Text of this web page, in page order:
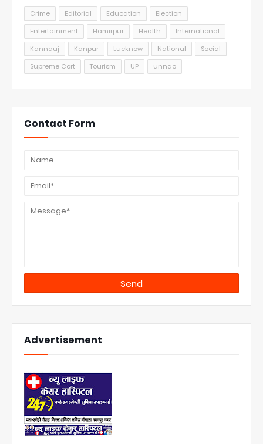
Crime Editorial Education
Election
Entertainment
Hamirpur Health
International
Kannauj
Kanpur Lucknow National
Social
Supreme Cort
Tourism UP unnao
Contact Form
Advertisement